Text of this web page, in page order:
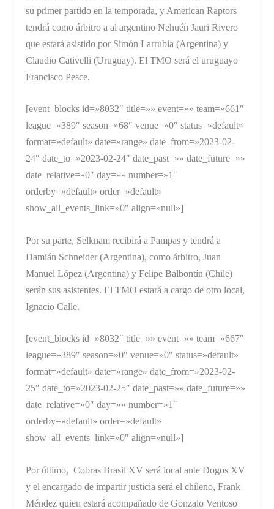
su primer partido en la temporada, y American Raptors
tendrá como árbitro a al argentino Nehuén Jauri Rivero
que estará asistido por Simón Larrubia (Argentina) y
Claudio Cativelli (Uruguay). El TMO será el uruguayo
Francisco Pesce.
[event_blocks id=»8032″ title=»» event=»» team=»661″
league=»389″ season=»68″ venue=»0″ status=»default»
format=»default» date=»range» date_from=»2023-02-
24″ date_to=»2023-02-24″ date_past=»» date_future=»»
date_relative=»0″ day=»» number=»1″
orderby=»default» order=»default»
show_all_events_link=»0″ align=»null»]
Por su parte, Selknam recibirá a Pampas y tendrá a
Damián Schneider (Argentina), como árbitro, Juan
Manuel López (Argentina) y Felipe Balbontín (Chile)
serán sus asistentes. El TMO estará a cargo de otro local,
Ignacio Calle.
[event_blocks id=»8032″ title=»» event=»» team=»667″
league=»389″ season=»0″ venue=»0″ status=»default»
format=»default» date=»range» date_from=»2023-02-
25″ date_to=»2023-02-25″ date_past=»» date_future=»»
date_relative=»0″ day=»» number=»1″
orderby=»default» order=»default»
show_all_events_link=»0″ align=»null»]
Por último, Cobras Brasil XV será local ante Dogos XV
y el encargado de impartir justicia será el chileno, Frank
Méndez quien estará acompañado de Gonzalo Ventoso